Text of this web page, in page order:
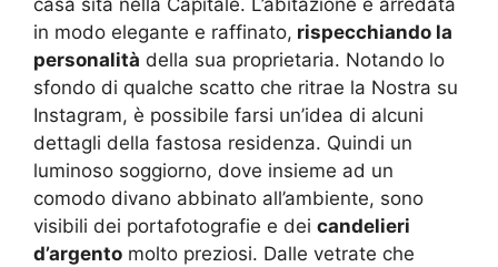
casa sita nella Capitale. L’abitazione è arredata
in modo elegante e raffinato, rispecchiando la
personalità della sua proprietaria. Notando lo
sfondo di qualche scatto che ritrae la Nostra su
Instagram, è possibile farsi un’idea di alcuni
dettagli della fastosa residenza. Quindi un
luminoso soggiorno, dove insieme ad un
comodo divano abbinato all’ambiente, sono
visibili dei portafotografie e dei candelieri
d’argento molto preziosi. Dalle vetrate che